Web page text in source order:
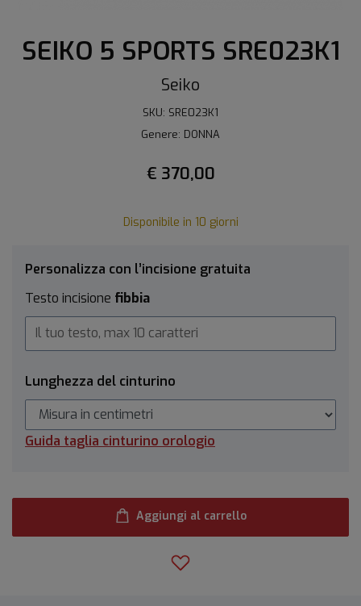
SEIKO 5 SPORTS SRE023K1
Seiko
SKU: SRE023K1
Genere: DONNA
€ 370,00
Disponibile in 10 giorni
Personalizza con l’incisione gratuita
Testo incisione fibbia
Lunghezza del cinturino
Guida taglia cinturino orologio
Aggiungi al carrello